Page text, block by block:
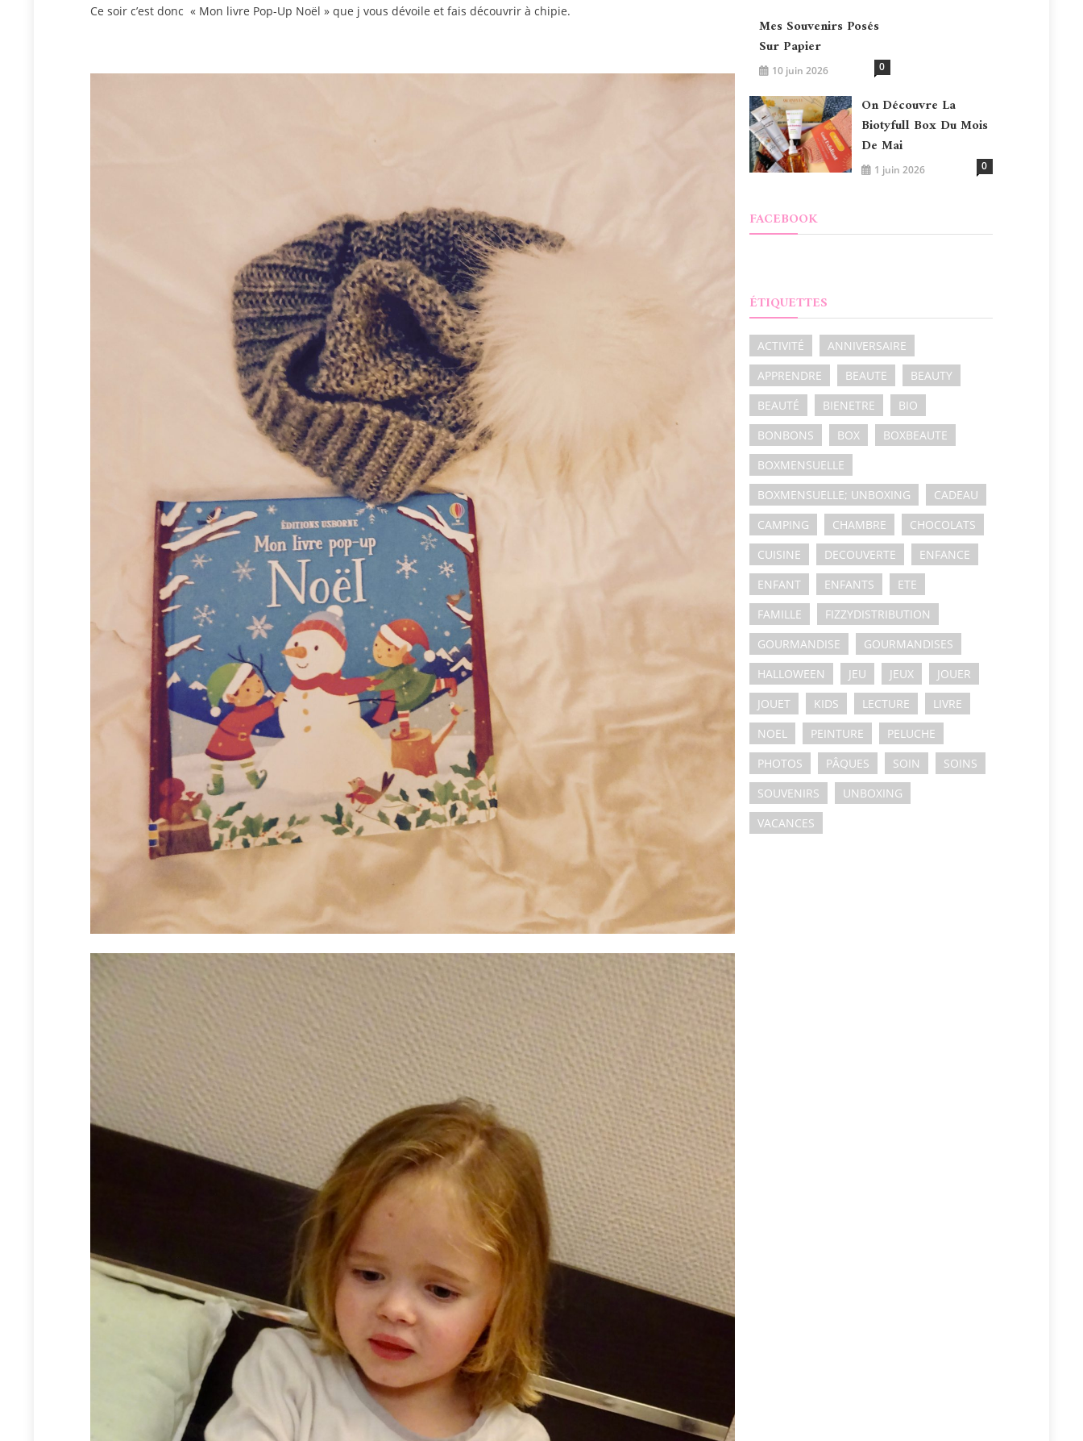
Ce soir c’est donc « Mon livre Pop-Up Noël » que j vous dévoile et fais découvrir à chipie.
Mes Souvenirs Posés
Sur Papier
10 juin 2026 0
On Découvre La
Biotyfull Box Du Mois
De Mai
1 juin 2026 0
FACEBOOK
ÉTIQUETTES
ACTIVITÉ
ANNIVERSAIRE
APPRENDRE
BEAUTE
BEAUTY
BEAUTÉ
BIENETRE
BIO
BONBONS
BOX
BOXBEAUTE
BOXMENSUELLE
BOXMENSUELLE; UNBOXING
CADEAU
CAMPING
CHAMBRE
CHOCOLATS
CUISINE
DECOUVERTE
ENFANCE
ENFANT
ENFANTS
ETE
FAMILLE
FIZZYDISTRIBUTION
GOURMANDISE
GOURMANDISES
HALLOWEEN
JEU JEUX
JOUER
JOUET
KIDS LECTURE
LIVRE
NOEL
PEINTURE
PELUCHE
PHOTOS
PÂQUES SOIN
SOINS
SOUVENIRS
UNBOXING
VACANCES